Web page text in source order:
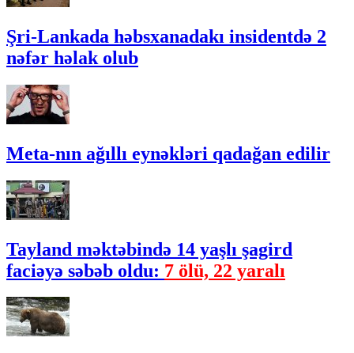
Şri-Lankada həbsxanadakı insidentdə 2
nəfər həlak olub
Meta-nın ağıllı eynəkləri qadağan edilir
Tayland məktəbində 14 yaşlı şagird
faciəyə səbəb oldu: 7 ölü, 22 yaralı